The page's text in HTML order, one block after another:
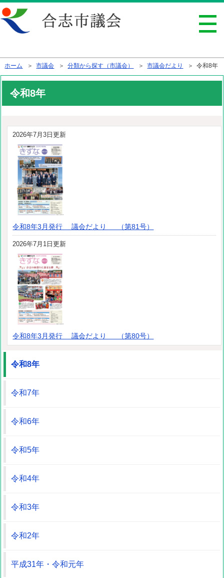
ホーム ＞市議会 ＞分類から探す（市議会） ＞市議会だより ＞ 令和8年
令和8年
2026年7月3日更新
令和8年3月発行 議会だより （第81号）
2026年7月1日更新
令和8年3月発行 議会だより （第80号）
令和8年
令和7年
令和6年
令和5年
令和4年
令和3年
令和2年
平成31年・令和元年